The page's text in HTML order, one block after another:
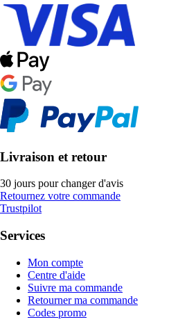
Livraison et retour
30 jours pour changer d'avis
Retournez votre commande
Trustpilot
Services
Mon compte
Centre d'aide
Suivre ma commande
Retourner ma commande
Codes promo